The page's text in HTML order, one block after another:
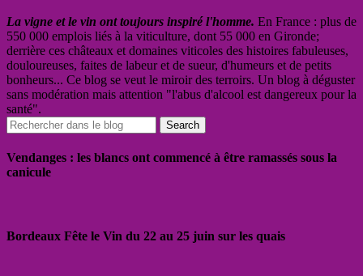
La vigne et le vin ont toujours inspiré l'homme. En France : plus de
550 000 emplois liés à la viticulture, dont 55 000 en Gironde;
derrière ces châteaux et domaines viticoles des histoires fabuleuses,
douloureuses, faites de labeur et de sueur, d'humeurs et de petits
bonheurs... Ce blog se veut le miroir des terroirs. Un blog à déguster
sans modération mais attention "l'abus d'alcool est dangereux pour la
santé".
Vendanges : les blancs ont commencé à être ramassés sous la
canicule
Bordeaux Fête le Vin du 22 au 25 juin sur les quais